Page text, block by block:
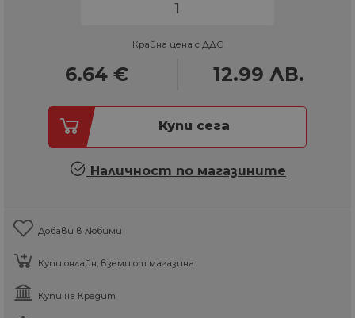
Крайна цена с ДДС
6.64 € 12.99 ЛВ.
Купи сега
Наличност по магазините
Добави в любими
Купи онлайн, вземи от магазина
Купи на Кредит